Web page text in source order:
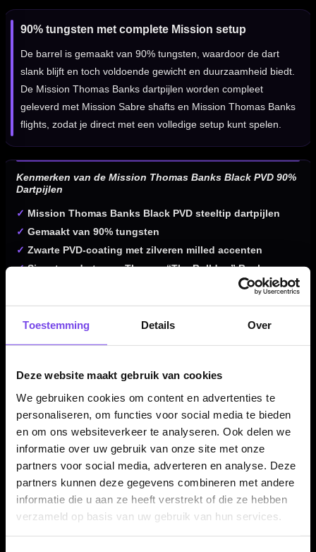
Toestemming Details Over
Deze website maakt gebruik van cookies
We gebruiken cookies om content en advertenties te
personaliseren, om functies voor social media te bieden
en om ons websiteverkeer te analyseren. Ook delen we
informatie over uw gebruik van onze site met onze
partners voor social media, adverteren en analyse. Deze
partners kunnen deze gegevens combineren met andere
informatie die u aan ze heeft verstrekt of die ze hebben
verzameld op basis van uw gebruik van hun services.
90% tungsten met complete Mission setup
De barrel is gemaakt van 90% tungsten, waardoor de dart
slank blijft en toch voldoende gewicht en duurzaamheid biedt.
De Mission Thomas Banks dartpijlen worden compleet
geleverd met Mission Sabre shafts en Mission Thomas Banks
flights, zodat je direct met een volledige setup kunt spelen.
Kenmerken van de Mission Thomas Banks Black PVD 90%
Dartpijlen
✓ Mission Thomas Banks Black PVD steeltip dartpijlen
✓ Gemaakt van 90% tungsten
✓ Zwarte PVD-coating met zilveren milled accenten
✓ Signature darts van Thomas “The Bulldog” Banks
Straight barrel design met smooth bull nose
✓ Radial grooves over de lange gripzone
✓ Horizontale silver milled cuts voor extra gripfeedback
✓ Kleine gladde achtersectie met Mission-logo
✓ Compleet geleverd met Mission Sabre shafts en Thomas
Banks flights
Dartpijl Materiaal:90% Tungsten
Dartpijl Gewicht:22-24-26 Gram
Dartpijl Kleur:Zwart / Zilver